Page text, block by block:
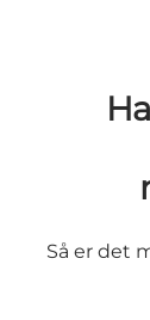
Så er det